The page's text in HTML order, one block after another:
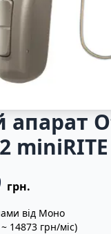
апарат
miniRITE
грн.
від Моно
14873 грн/міс)